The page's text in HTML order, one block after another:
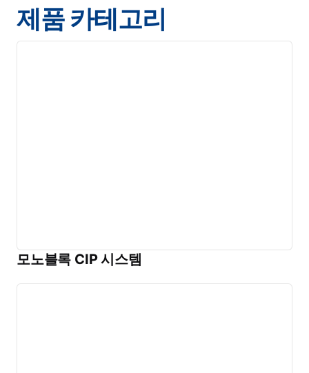
제품 카테고리
모노블록 CIP 시스템